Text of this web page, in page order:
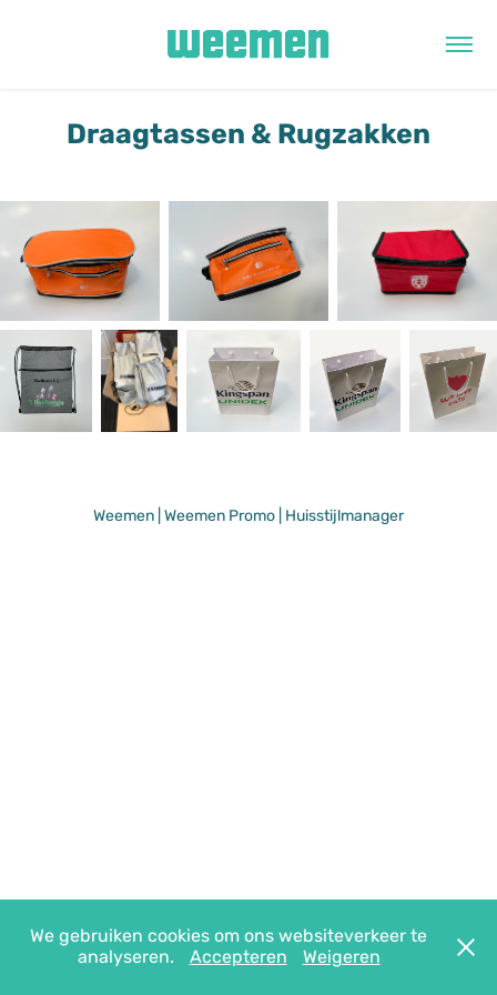
Draagtassen & Rugzakken
Weemen|Weemen Promo|Huisstijlmanager
We gebruiken cookies om ons websiteverkeer te
analyseren. Accepteren Weigeren